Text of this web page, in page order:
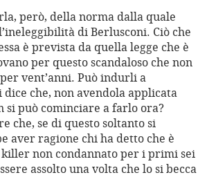
però, della norma dalla quale
di Berlusconi. Ciò che
è prevista da quella legge che è
per questo scandaloso che non
vent’anni. Può indurli a
che, non avendola applicata
si può cominciare a farlo ora?
che, se di questo soltanto si
aver ragione chi ha detto che è
killer non condannato per i primi sei
assolto una volta che lo si becca